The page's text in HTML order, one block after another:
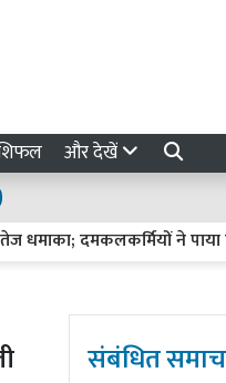
और देखें
दमकलकर्मियों ने पाया काबू
संबंधित